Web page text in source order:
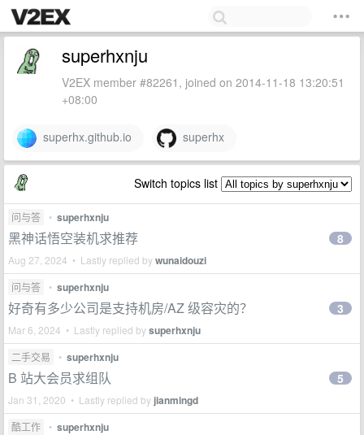
superhxnju
V2EX member #82261, joined on 2014-11-18 13:20:51
+08:00
superhx.github.io superhx
Switch topics list
问与答 • superhxnju
黑神话悟空装机求推荐
Aug 27, 2024 • Lastly replied bywunaidouzi
8
问与答 • superhxnju
好奇有多少公司是支持机房/AZ 级容灾的？
Mar 6, 2024 • Lastly replied bysuperhxnju
3
二手交易 • superhxnju
B 站大会员求组队
Jan 31, 2020 • Lastly replied by jianmingd
5
酷工作 • superhxnju